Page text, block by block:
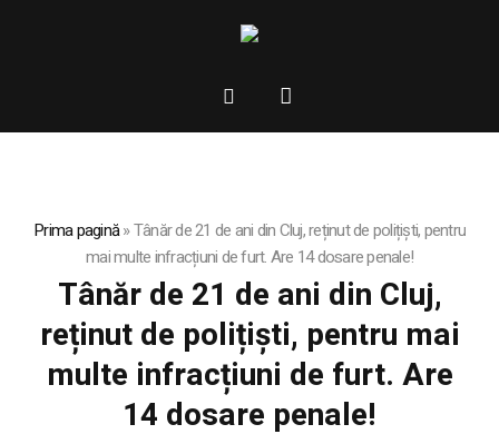
Prima pagină»Tânăr de 21 de ani din Cluj, reținut de polițiști, pentru
mai multe infracțiuni de furt. Are 14 dosare penale!
Tânăr de 21 de ani din Cluj,
reținut de polițiști, pentru mai
multe infracțiuni de furt. Are
14 dosare penale!